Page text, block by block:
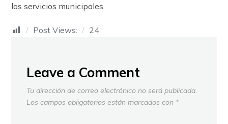
los servicios municipales.
Post Views: 24
Leave a Comment
Tu dirección de correo electrónico no será publicada.
Los campos obligatorios están marcados con *